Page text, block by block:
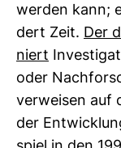
werden kann;
dert Zeit. Der
niert
oder
ver­weisen auf
der